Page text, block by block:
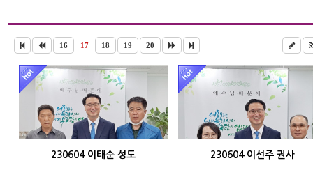
16 17 18 19 20
230604 이태순 성도 230604 이선주 권사